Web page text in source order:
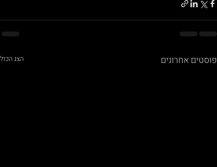
פוסטים אחרונים הצג הכול